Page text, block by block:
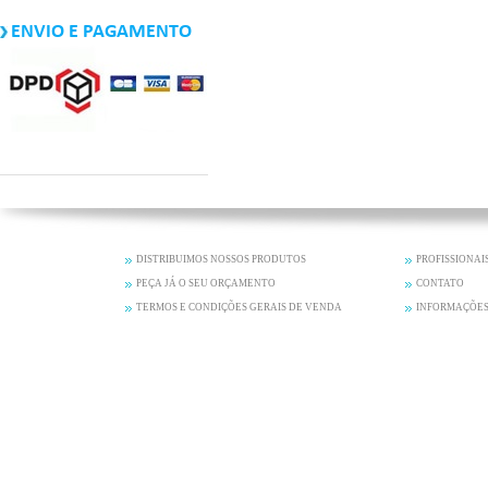
ENVIO E PAGAMENTO
DISTRIBUIMOS NOSSOS PRODUTOS
PEÇA JÁ O SEU ORÇAMENTO CONTATO
TERMOS E CONDIÇÕES GERAIS DE VENDA